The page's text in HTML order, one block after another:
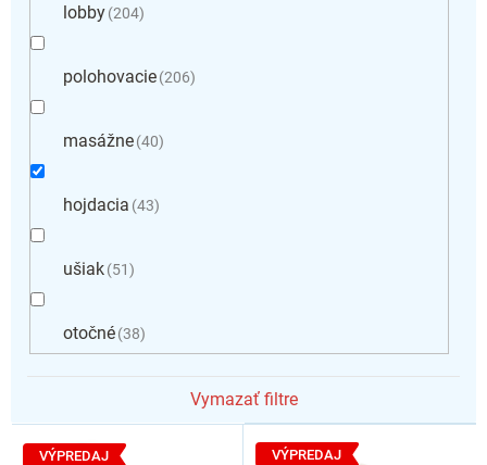
lobby 204
polohovacie 206
masážne 40
hojdacia 43
ušiak 51
otočné 38
Vymazať filtre
V
VÝPREDAJ VÝPREDAJ